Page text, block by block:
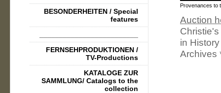
Provenances to
Auction
in
Archives
BESONDERHEITEN / Special
features
FERNSEHPRODUKTIONEN /
TV-Productions
KATALOGE ZUR
SAMMLUNG/ Catalogs to the
collection